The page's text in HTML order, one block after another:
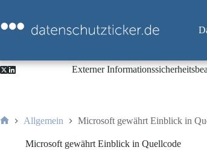
springen
Externer
Allgemein Microsoft gewährt Einblick in
Microsoft gewährt Einblick in Quellcode